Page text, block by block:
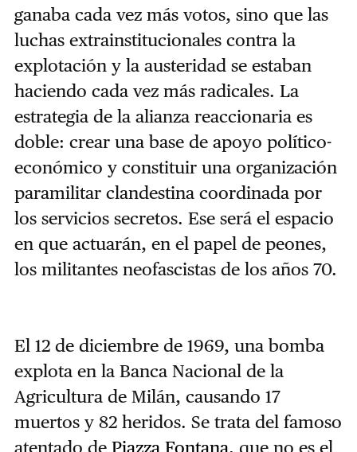
ganaba cada vez más votos, sino que las
luchas extrainstitucionales contra la
explotación y la austeridad se estaban
haciendo cada vez más radicales. La
estrategia de la alianza reaccionaria es
doble: crear una base de apoyo político-
económico y constituir una organización
paramilitar clandestina coordinada por
los servicios secretos. Ese será el espacio
en que actuarán, en el papel de peones,
los militantes neofascistas de los años 70.
El 12 de diciembre de 1969, una bomba
explota en la Banca Nacional de la
Agricultura de Milán, causando 17
muertos y 82 heridos. Se trata del famoso
atentado de Piazza Fontana, que no es el